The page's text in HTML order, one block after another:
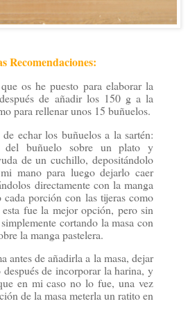
Recomendaciones:
os he puesto para elaborar la
de añadir los 150 g a la
para rellenar unos 15 buñuelos.
echar los buñuelos a la sartén:
del buñuelo sobre un plato y
de un cuchillo, depositándolo
mano para luego dejarlo caer
directamente con la manga
cada porción con las tijeras como
fue la mejor opción, pero sin
cortando la masa con
la manga pastelera.
antes de añadirla a la masa, dejar
de incorporar la harina, y
en mi caso no lo fue, una vez
de la masa meterla un ratito en